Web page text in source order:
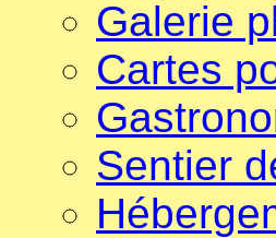
Galerie
Cartes
Sentier